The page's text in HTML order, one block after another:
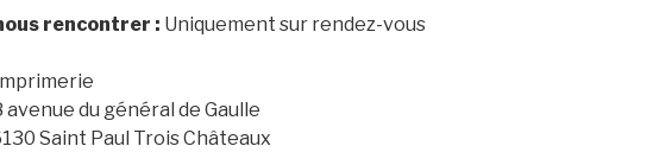
rencontrer : Uniquement sur rendez-vous
avenue du général de Gaulle
Saint Paul Trois Châteaux